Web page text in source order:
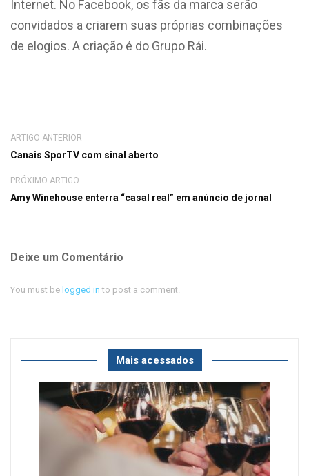
Internet. No Facebook, os fãs da marca serão
convidados a criarem suas próprias combinações
de elogios. A criação é do Grupo Rái.
ARTIGO ANTERIOR
Canais SporTV com sinal aberto
PRÓXIMO ARTIGO
Amy Winehouse enterra “casal real” em anúncio de jornal
Deixe um Comentário
You must be logged in to post a comment.
Mais acessados